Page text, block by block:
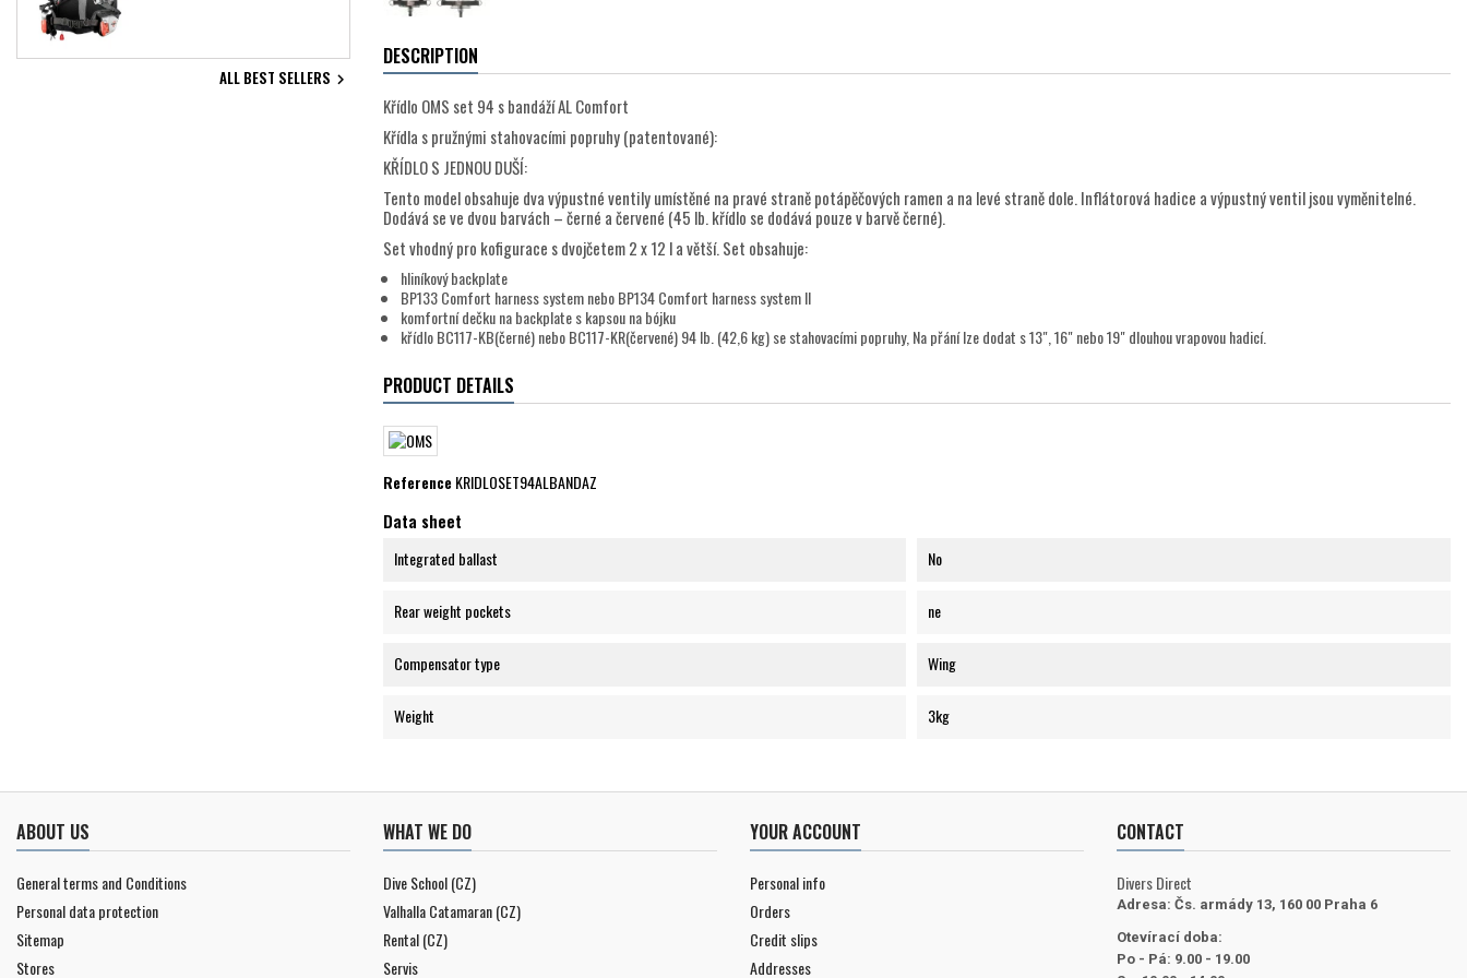
ALL BEST SELLERS 
DESCRIPTION
Křídlo OMS set 94 s bandáží AL Comfort
Křídla s pružnými stahovacími popruhy (patentované):
KŘÍDLO S JEDNOU DUŠÍ:
Tento model obsahuje dva výpustné ventily umístěné na pravé straně potápěčových ramen a na levé straně dole. Inflátorová hadice a výpustný ventil jsou vyměnitelné.
Dodává se ve dvou barvách – černé a červené (45 lb. křídlo se dodává pouze v barvě černé).
Set vhodný pro kofigurace s dvojčetem 2 x 12 l a větší. Set obsahuje:
hliníkový backplate
BP133 Comfort harness system nebo BP134 Comfort harness system II
komfortní dečku na backplate s kapsou na bójku
křídlo BC117-KB(černé) nebo BC117-KR(červené) 94 lb. (42,6 kg) se stahovacími popruhy, Na přání lze dodat s 13", 16" nebo 19" dlouhou vrapovou hadicí.
PRODUCT DETAILS
ReferenceKRIDLOSET94ALBANDAZ
Data sheet
Integrated ballast No
Rear weight pockets ne
Compensator type Wing
Weight 3kg
ABOUT US
General terms and Conditions
Personal data protection
Sitemap
Stores
WHAT WE DO
Dive School (CZ)
Valhalla Catamaran (CZ)
Rental (CZ)
Servis
YOUR ACCOUNT
Personal info
Orders
Credit slips
Addresses
CONTACT
Divers Direct
Adresa: Čs. armády 13, 160 00 Praha 6
Otevírací doba:
Po - Pá: 9.00 - 19.00